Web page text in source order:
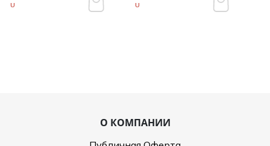
U U
О КОМПАНИИ